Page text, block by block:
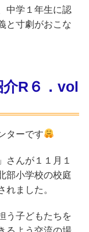
中学１年生に認
と寸劇がおこな
R６．vol
ターです
さんが１１月１
部小学校の校庭
れました。
う子どもたちを